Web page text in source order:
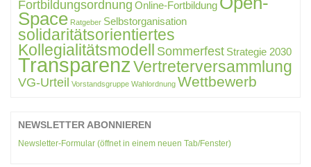
Fortbildungsordnung Online-Fortbildung
Space Ratgeber Selbstorganisation
solidaritätsorientiertes
Kollegialitätsmodell Sommerfest Strategie 2030
TransparenzVertreterversammlung
VG-Urteil Vorstandsgruppe Wahlordnung Wettbewerb
NEWSLETTER ABONNIEREN
Newsletter-Formular (öffnet in einem neuen Tab/Fenster)